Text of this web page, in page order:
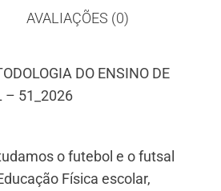
AVALIAÇÕES (0)
DO ENSINO DE
– 51_2026
o futebol e o futsal
Física escolar,